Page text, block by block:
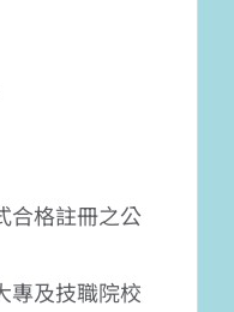
合格註冊之公
專及技職院校